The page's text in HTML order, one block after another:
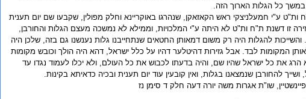
במשך כל הגלות הארוך הזה.
ות"ט ע"י חמעלניצקי ראש הקאזאקן, שנהרגו באוקריינא וחלק מפולין, שקבעו שם יום תענית
זו דשנת ת"ח ות"ט לא היתה ע"י המלכויות, וממילא לא נמשכה מעצם הגלות והחורבן,
להגלות היה רק משום דמאותן החטאים שנתחייבנו גלות נענשנו גם בזה, שלכן היה
המקומות לבד. אבל גזירות דהיטלער דהיו על כלל ישראל, דהא היה הולך וכובש מקומות
את כל ישראל שהיו שם, והיה בדעתו לכבוש את כל העולם, ולא יכלו לעמוד נגדו עד
להחורבן שנמצאנו בגלות, ואין קובעין עוד יום תענית ובכיה כדאיתא בקינות.
אגרות משה יורה דעה חלק ד סימן נז